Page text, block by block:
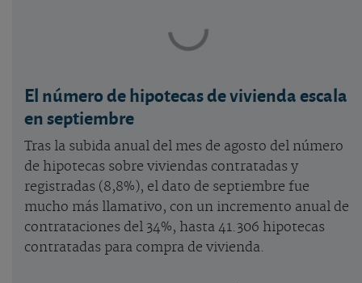
El número de hipotecas de vivienda escala
en septiembre
Tras la subida anual del mes de agosto del número
de hipotecas sobre viviendas contratadas y
registradas (8,8%), el dato de septiembre fue
mucho más llamativo, con un incremento anual de
contrataciones del 34%, hasta 41.306 hipotecas
contratadas para compra de vivienda.